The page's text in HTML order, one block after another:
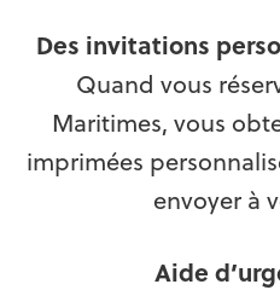
Des invitations
Quand vous
Maritimes, vous
imprimées
envoyer à
Aide